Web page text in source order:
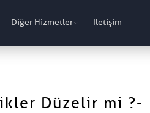
Diğer Hizmetler İletişim
Düzelir mi ?-